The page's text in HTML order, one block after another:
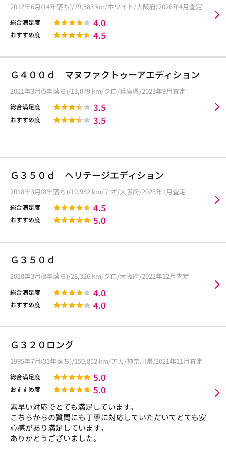
2012年6月(14年落ち)/79,583 km/ホワイト/大阪府/2026年4月査定
総合満足度 4.0
おすすめ度 4.5
Ｇ４００ｄ マヌファクトゥーアエディション
2021年3月(5年落ち)/13,079 km/クロ/兵庫県/2023年9月査定
総合満足度 3.5
おすすめ度 3.5
Ｇ３５０ｄ ヘリテージエディション
2018年3月(8年落ち)/19,982 km/アオ/大阪府/2023年1月査定
総合満足度 4.5
おすすめ度 5.0
Ｇ３５０ｄ
2018年3月(8年落ち)/28,326 km/クロ/大阪府/2022年12月査定
総合満足度 4.0
おすすめ度 4.0
Ｇ３２０ロング
1995年7月(31年落ち)/150,852 km/アカ/神奈川県/2021年11月査定
総合満足度 5.0
おすすめ度 5.0
素早い対応でとても満足しています。
こちらからの質問にも丁寧に対応していただいてとても安
心感があり満足しています。
ありがとうございました。